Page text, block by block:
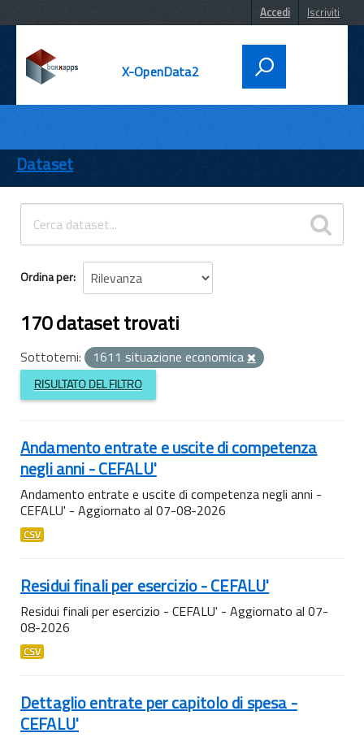
Accedi Iscriviti
X-OpenData2
ENTI
TEMI
INFORMAZIONI
Dataset
Ordina per
170 dataset trovati
Sottotemi: 1611 situazione economica
RISULTATO DEL FILTRO
Andamento entrate e uscite di competenza
negli anni - CEFALU'
Andamento entrate e uscite di competenza negli anni -
CEFALU' - Aggiornato al 07-08-2026
CSV
Residui finali per esercizio - CEFALU'
Residui finali per esercizio - CEFALU' - Aggiornato al 07-
08-2026
CSV
Dettaglio entrate per capitolo di spesa -
CEFALU'